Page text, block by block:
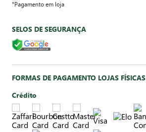
*Pagamento em loja
SELOS DE SEGURANÇA
FORMAS DE PAGAMENTO LOJAS FÍSICAS
Crédito